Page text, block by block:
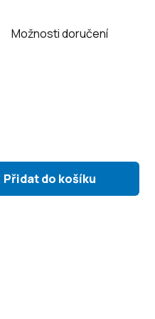
Možnosti doručení
Přidat do košíku